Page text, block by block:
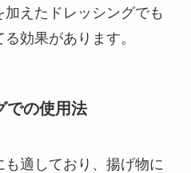
えたドレッシングでも
効果があります。
での使用法
適しており、揚げ物に